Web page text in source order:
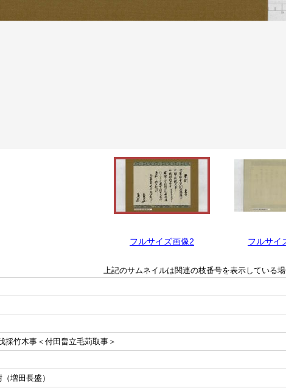
フルサイズ画像2 フルサイ
上記のサムネイルは関連の枝番号を表示している
採竹木事＜付田畠立毛苅取事＞
増田長盛）